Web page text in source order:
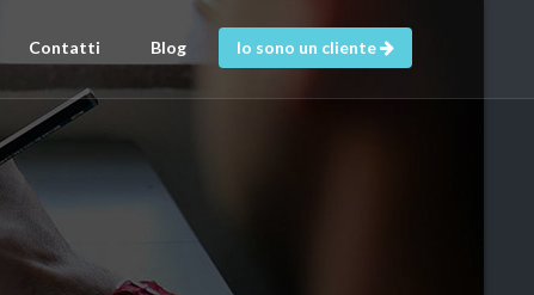
Contatti Blog Io sono un cliente